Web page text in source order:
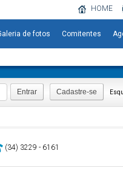
HOME
de fotos Comitentes
Entrar Cadastre-se
(34) 3229 - 6161